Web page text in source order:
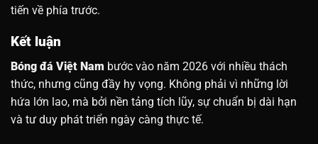
tiến về phía trước.
Kết luận
Bóng đá Việt Nam bước vào năm 2026 với nhiều thách
thức, nhưng cũng đầy hy vọng. Không phải vì những lời
hứa lớn lao, mà bởi nền tảng tích lũy, sự chuẩn bị dài hạn
và tư duy phát triển ngày càng thực tế.